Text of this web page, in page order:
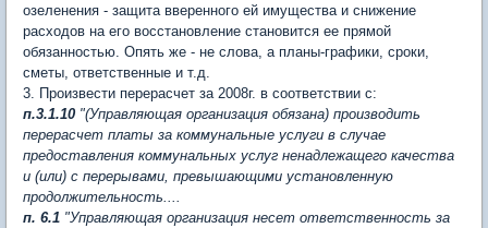
озеленения - защита вверенного ей имущества и снижение
расходов на его восстановление становится ее прямой
обязанностью. Опять же - не слова, а планы-графики, сроки,
сметы, ответственные и т.д.
3. Произвести перерасчет за 2008г. в соответствии с:
п.3.1.10 "(Управляющая организация обязана) производить
перерасчет платы за коммунальные услуги в случае
предоставления коммунальных услуг ненадлежащего качества
и (или) с перерывами, превышающими установленную
продолжительность....
п. 6.1 "Управляющая организация несет ответственность за